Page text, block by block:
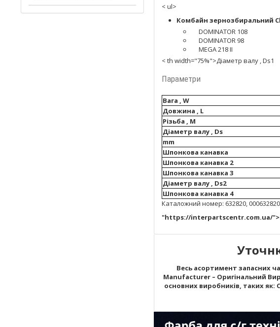
< ul>
Комбайн зернозбиральний
DOMINATOR 108
DOMINATOR 98
MEGA 218 II
< th width="75%">Діаметр валу , Ds1
Параметри
Вага , W
Довжина , L
Різьба , M
Діаметр валу , Ds
mm
Шпонкова канавка
Шпонкова канавка 2
Шпонкова канавка 3
Діаметр валу , Ds2
Шпонкова канавка 4
Каталожний номер: 632820,
"https://interpartscentr.com.ua/
Весь асортимент запасних
Manufacturer – Оригінальний
основних виробників, таких як: